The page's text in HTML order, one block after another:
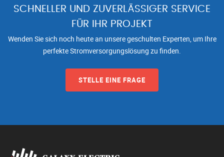
SCHNELLER UND ZUVERLÄSSIGER SERVICE
FÜR IHR PROJEKT
Wenden Sie sich noch heute an unsere geschulten Experten, um Ihre
perfekte Stromversorgungslösung zu finden.
STELLE EINE FRAGE